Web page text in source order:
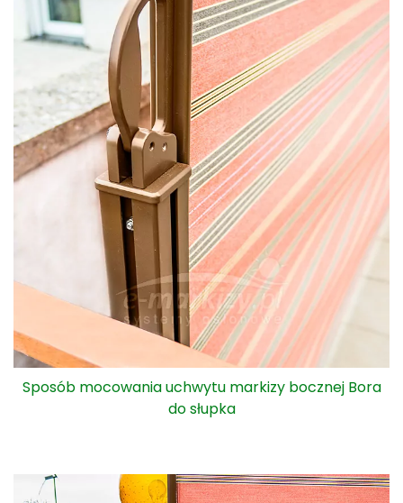
Sposób mocowania uchwytu markizy bocznej Bora
do słupka